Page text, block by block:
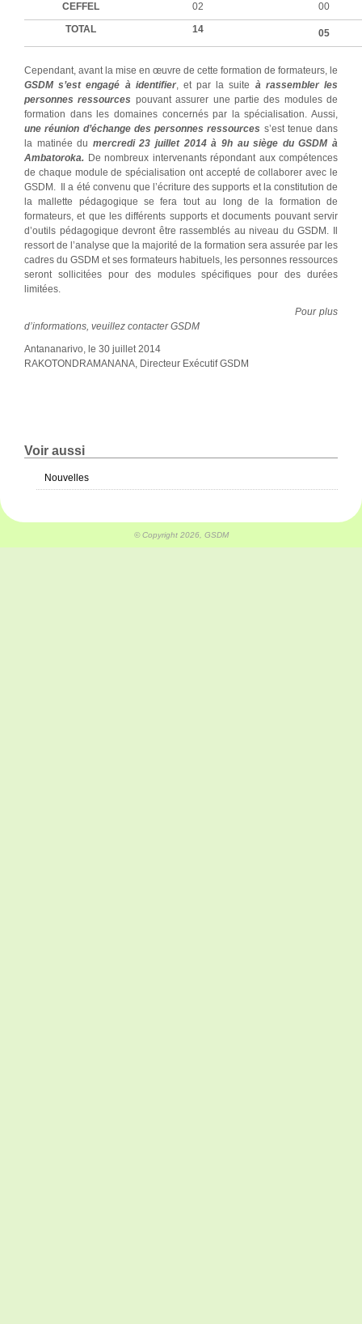
CEFFEL 02
00
TOTAL
14 05
Cependant, avant la mise en œuvre de cette formation de formateurs, le
GSDM s’est engagé à identifier, et par la suite à rassembler les
personnes ressources pouvant assurer une partie des modules de
formation dans les domaines concernés par la spécialisation. Aussi,
une réunion d’échange des personnes ressources s’est tenue dans
la matinée du mercredi 23 juillet 2014 à 9h au siège du GSDM à
Ambatoroka. De nombreux intervenants répondant aux compétences
de chaque module de spécialisation ont accepté de collaborer avec le
GSDM. Il a été convenu que l’écriture des supports et la constitution de
la mallette pédagogique se fera tout au long de la formation de
formateurs, et que les différents supports et documents pouvant servir
d’outils pédagogique devront être rassemblés au niveau du GSDM. Il
ressort de l’analyse que la majorité de la formation sera assurée par les
cadres du GSDM et ses formateurs habituels, les personnes ressources
seront sollicitées pour des modules spécifiques pour des durées
limitées.
Pour plus
d’informations, veuillez contacter GSDM
Antananarivo, le 30 juillet 2014
RAKOTONDRAMANANA, Directeur Exécutif GSDM
Voir aussi
Nouvelles
© Copyright 2026, GSDM